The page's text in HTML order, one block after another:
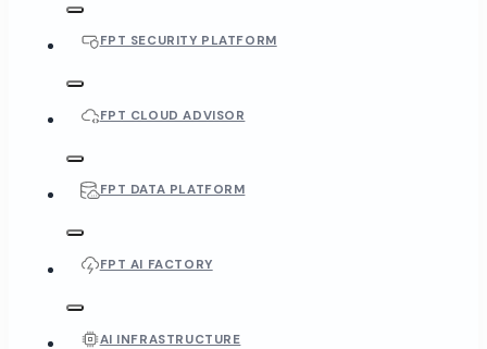
FPT SECURITY PLATFORM
FPT CLOUD ADVISOR
FPT DATA PLATFORM
FPT AI FACTORY
AI INFRASTRUCTURE